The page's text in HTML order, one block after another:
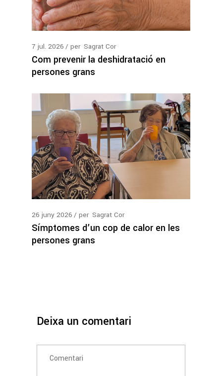
7 jul. 2026 per Sagrat Cor
Com prevenir la deshidratació en
persones grans
26 juny 2026 per Sagrat Cor
Símptomes d’un cop de calor en les
persones grans
Deixa un comentari